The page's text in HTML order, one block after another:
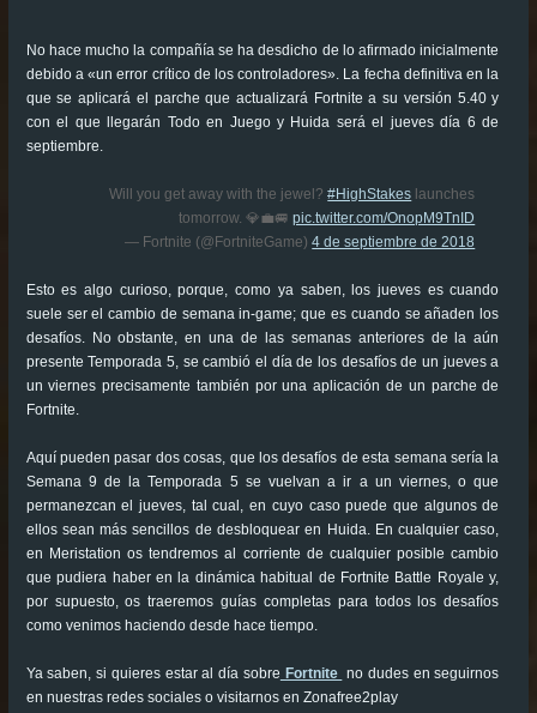
No hace mucho la compañía se ha desdicho de lo afirmado inicialmente
debido a «un error crítico de los controladores». La fecha definitiva en la
que se aplicará el parche que actualizará Fortnite a su versión 5.40 y
con el que llegarán Todo en Juego y Huida será el jueves día 6 de
septiembre.
Will you get away with the jewel?#HighStakes launches
tomorrow. 💎💼🚐pic.twitter.com/OnopM9TnID
— Fortnite (@FortniteGame)4 de septiembre de 2018
Esto es algo curioso, porque, como ya saben, los jueves es cuando
suele ser el cambio de semana in-game; que es cuando se añaden los
desafíos. No obstante, en una de las semanas anteriores de la aún
presente Temporada 5, se cambió el día de los desafíos de un jueves a
un viernes precisamente también por una aplicación de un parche de
Fortnite.
Aquí pueden pasar dos cosas, que los desafíos de esta semana sería la
Semana 9 de la Temporada 5 se vuelvan a ir a un viernes, o que
permanezcan el jueves, tal cual, en cuyo caso puede que algunos de
ellos sean más sencillos de desbloquear en Huida. En cualquier caso,
en Meristation os tendremos al corriente de cualquier posible cambio
que pudiera haber en la dinámica habitual de Fortnite Battle Royale y,
por supuesto, os traeremos guías completas para todos los desafíos
como venimos haciendo desde hace tiempo.
Ya saben, si quieres estar al día sobre Fortnite no dudes en seguirnos
en nuestras redes sociales o visitarnos en Zonafree2play